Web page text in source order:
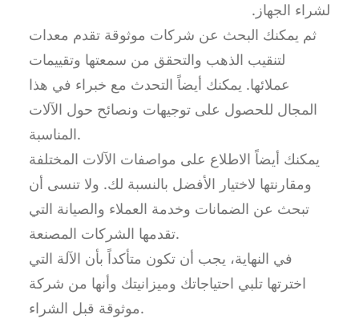
لشراء الجهاز.
ثم يمكنك البحث عن شركات موثوقة تقدم معدات
لتنقيب الذهب والتحقق من سمعتها وتقييمات
عملائها. يمكنك أيضاً التحدث مع خبراء في هذا
المجال للحصول على توجيهات ونصائح حول الآلات
المناسبة.
يمكنك أيضاً الاطلاع على مواصفات الآلات المختلفة
ومقارنتها لاختيار الأفضل بالنسبة لك. ولا تنسى أن
تبحث عن الضمانات وخدمة العملاء والصيانة التي
تقدمها الشركات المصنعة.
في النهاية، يجب أن تكون متأكداً بأن الآلة التي
اخترتها تلبي احتياجاتك وميزانيتك وأنها من شركة
موثوقة قبل الشراء.